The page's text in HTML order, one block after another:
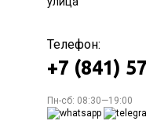
Телефон:
+7 (841)
Пн-сб: 08:30—19:00